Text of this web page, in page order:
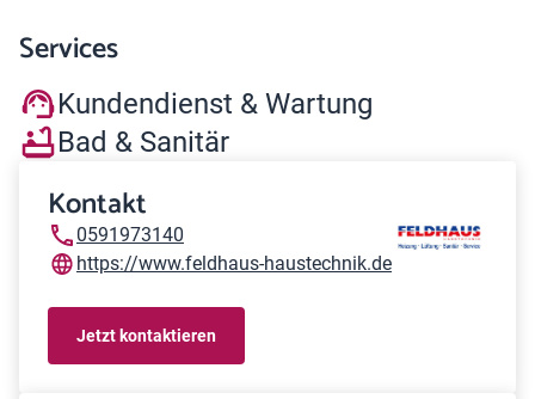
Services
Kundendienst & Wartung
Bad & Sanitär
Kontakt
0591973140
https://www.feldhaus-haustechnik.de
Jetzt kontaktieren